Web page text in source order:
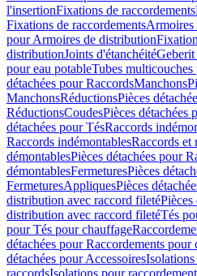
l'insertionFixations de raccordements
Fixations de raccordementsArmoires
pour Armoires de distribution
distributionJoints d'étanchéité
pour eau potableTubes
détachées pour RaccordsManchons
ManchonsRéductionsPièces
RéductionsCoudesPièces détachées
détachées pour TésRaccords
Raccords indémontablesRaccords et
démontablesPièces détachées pour
démontablesFermeturesPièces
FermeturesAppliquesPièces
distribution avec raccord filetéPièces
distribution avec raccord filetéTés
pour Tés pour chauffage
détachées pour Raccordements pour
détachées pour Accessoires
raccordsIsolations pour